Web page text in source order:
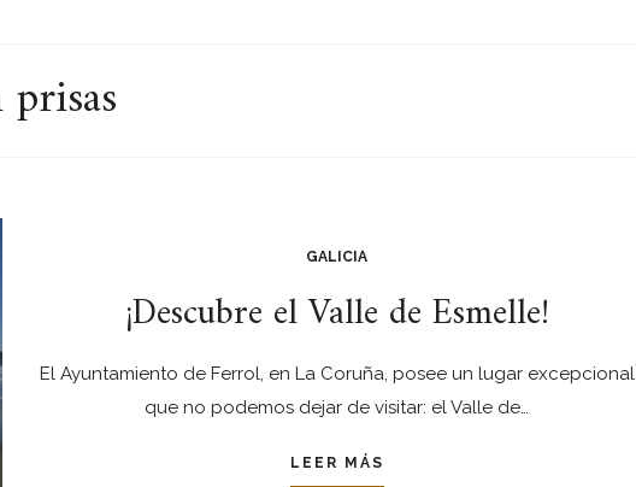
GALICIA
¡Descubre el Valle de Esmelle!
El Ayuntamiento de Ferrol, en La Coruña, posee un lugar excepcional
que no podemos dejar de visitar: el Valle de…
LEER MÁS